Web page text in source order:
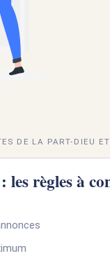
DE LA PART-DIEU
règles à